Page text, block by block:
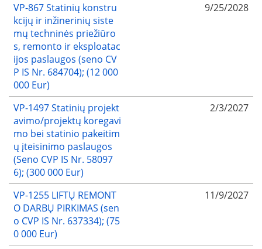
VP-867 Statinių konstru
kcijų ir inžinerinių siste
mų techninės priežiūro
s, remonto ir eksploatac
ijos paslaugos (seno CV
P IS Nr. 684704); (12 000
000 Eur)
9/25/2028
VP-1497 Statinių projekt
avimo/projektų koregavi
mo bei statinio pakeitim
ų įteisinimo paslaugos
(Seno CVP IS Nr. 58097
6); (300 000 Eur)
2/3/2027
VP-1255 LIFTŲ REMONT
O DARBŲ PIRKIMAS (sen
o CVP IS Nr. 637334); (75
0 000 Eur)
11/9/2027